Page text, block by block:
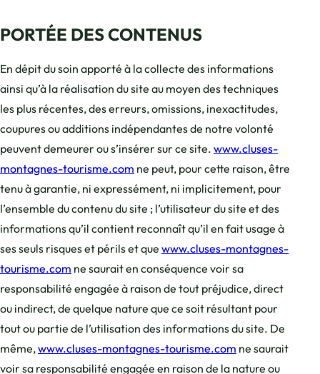
PORTÉE DES CONTENUS
En dépit du soin apporté à la collecte des informations
ainsi qu’à la réalisation du site au moyen des techniques
les plus récentes, des erreurs, omissions, inexactitudes,
coupures ou additions indépendantes de notre volonté
peuvent demeurer ou s’insérer sur ce site. www.cluses-
montagnes-tourisme.com ne peut, pour cette raison, être
tenu à garantie, ni expressément, ni implicitement, pour
l’ensemble du contenu du site ; l’utilisateur du site et des
informations qu’il contient reconnaît qu’il en fait usage à
ses seuls risques et périls et que www.cluses-montagnes-
tourisme.com ne saurait en conséquence voir sa
responsabilité engagée à raison de tout préjudice, direct
ou indirect, de quelque nature que ce soit résultant pour
tout ou partie de l’utilisation des informations du site. De
même,www.cluses-montagnes-tourisme.com ne saurait
voir sa responsabilité engagée en raison de la nature ou